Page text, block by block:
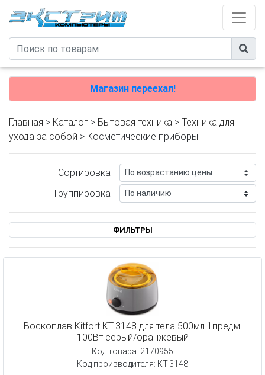
Магазин переехал!
Главная > Каталог > Бытовая техника > Техника для
ухода за собой > Косметические приборы
Сортировка
Группировка
ФИЛЬТРЫ
Воскоплав Kitfort КТ-3148 для тела 500мл 1предм.
100Вт серый/оранжевый
Код товара: 2170955
Код производителя: КТ-3148